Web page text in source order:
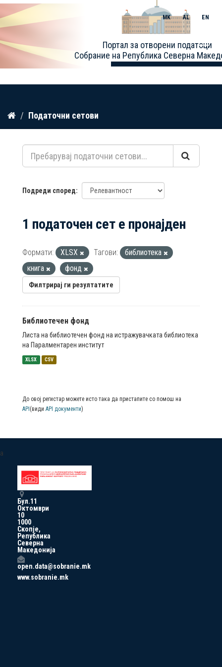
Прескокнете
содржина
Портал за отворени податоци
Собрание на Република Северна
MK AL EN
Toggle
Податочни сетови
Подреди според
1 податочен сет е пронајден
Формати: XLSX Тагови:
библиотека
книга
фонд
Филтрирај ги резултатите
Библиотечен фонд
Листа на библиотечен фонд на истражувачката библиотека
на Паралментарен институт
XLSX CSV
До овој регистар можете исто така да пристапите со помош на
API (види API документи)
a
Бул.11
Октомври
10
1000
Скопје,
Република
Северна
Македонија
open.data@sobranie.mk
www.sobranie.mk